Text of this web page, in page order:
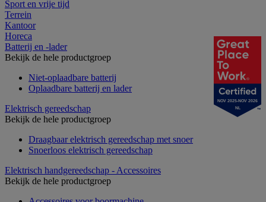
Sport en vrije tijd
Terrein
Kantoor
Horeca
Batterij en -lader
Bekijk de hele productgroep
Niet-oplaadbare batterij
Oplaadbare batterij en lader
Elektrisch gereedschap
Bekijk de hele productgroep
Draagbaar elektrisch gereedschap met snoer
Snoerloos elektrisch gereedschap
Elektrisch handgereedschap - Accessoires
Bekijk de hele productgroep
NOV 2025-NOV 2026
NL